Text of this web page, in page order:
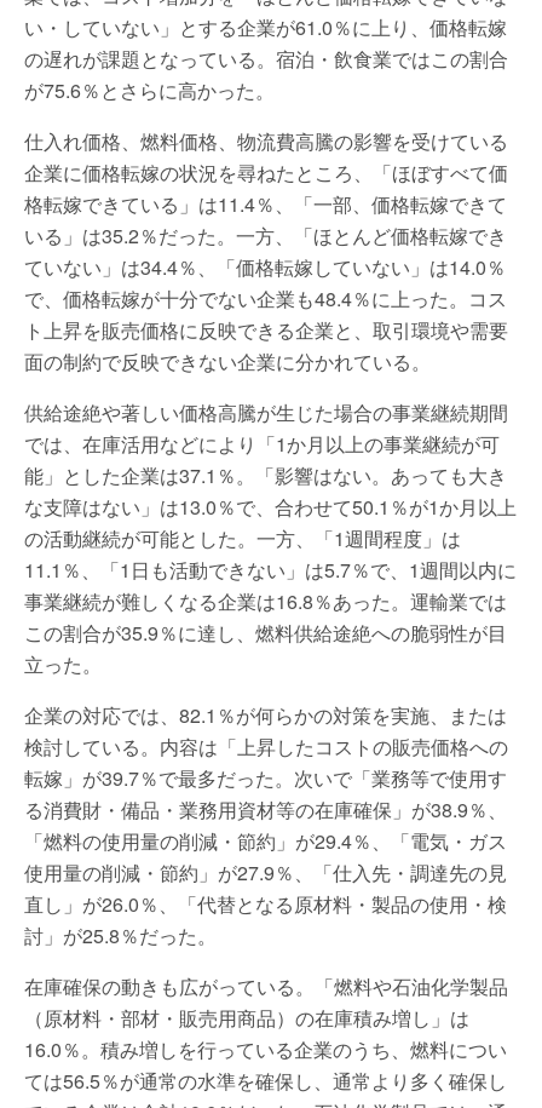
い・していない」とする企業が61.0％に上り、価格転嫁
の遅れが課題となっている。宿泊・飲食業ではこの割合
が75.6％とさらに高かった。
仕入れ価格、燃料価格、物流費高騰の影響を受けている
企業に価格転嫁の状況を尋ねたところ、「ほぼすべて価
格転嫁できている」は11.4％、「一部、価格転嫁できて
いる」は35.2％だった。一方、「ほとんど価格転嫁でき
ていない」は34.4％、「価格転嫁していない」は14.0％
で、価格転嫁が十分でない企業も48.4％に上った。コス
ト上昇を販売価格に反映できる企業と、取引環境や需要
面の制約で反映できない企業に分かれている。
供給途絶や著しい価格高騰が生じた場合の事業継続期間
では、在庫活用などにより「1か月以上の事業継続が可
能」とした企業は37.1％。「影響はない。あっても大き
な支障はない」は13.0％で、合わせて50.1％が1か月以上
の活動継続が可能とした。一方、「1週間程度」は
11.1％、「1日も活動できない」は5.7％で、1週間以内に
事業継続が難しくなる企業は16.8％あった。運輸業では
この割合が35.9％に達し、燃料供給途絶への脆弱性が目
立った。
企業の対応では、82.1％が何らかの対策を実施、または
検討している。内容は「上昇したコストの販売価格への
転嫁」が39.7％で最多だった。次いで「業務等で使用す
る消費財・備品・業務用資材等の在庫確保」が38.9％、
「燃料の使用量の削減・節約」が29.4％、「電気・ガス
使用量の削減・節約」が27.9％、「仕入先・調達先の見
直し」が26.0％、「代替となる原材料・製品の使用・検
討」が25.8％だった。
在庫確保の動きも広がっている。「燃料や石油化学製品
（原材料・部材・販売用商品）の在庫積み増し」は
16.0％。積み増しを行っている企業のうち、燃料につい
ては56.5％が通常の水準を確保し、通常より多く確保し